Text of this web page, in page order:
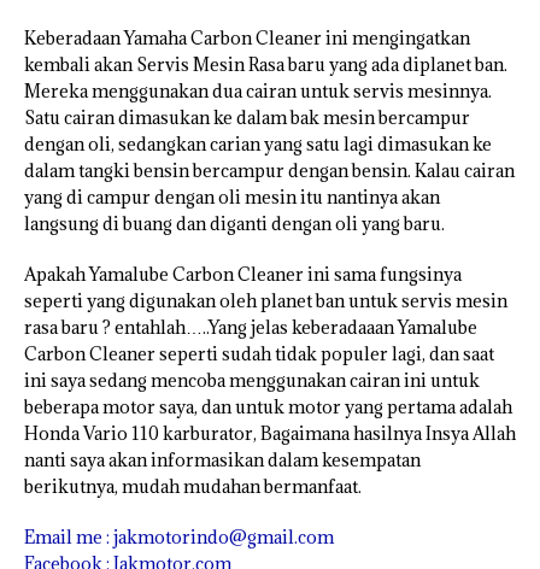
Keberadaan Yamaha Carbon Cleaner ini mengingatkan
kembali akan Servis Mesin Rasa baru yang ada diplanet ban.
Mereka menggunakan dua cairan untuk servis mesinnya.
Satu cairan dimasukan ke dalam bak mesin bercampur
dengan oli, sedangkan carian yang satu lagi dimasukan ke
dalam tangki bensin bercampur dengan bensin. Kalau cairan
yang di campur dengan oli mesin itu nantinya akan
langsung di buang dan diganti dengan oli yang baru.
Apakah Yamalube Carbon Cleaner ini sama fungsinya
seperti yang digunakan oleh planet ban untuk servis mesin
rasa baru ? entahlah…..Yang jelas keberadaaan Yamalube
Carbon Cleaner seperti sudah tidak populer lagi, dan saat
ini saya sedang mencoba menggunakan cairan ini untuk
beberapa motor saya, dan untuk motor yang pertama adalah
Honda Vario 110 karburator, Bagaimana hasilnya Insya Allah
nanti saya akan informasikan dalam kesempatan
berikutnya, mudah mudahan bermanfaat.
Email me : jakmotorindo@gmail.com
Facebook : Jakmotor.com